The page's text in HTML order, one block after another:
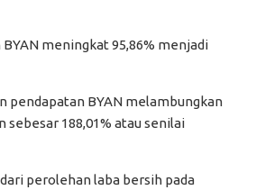
meningkat 95,86% menjadi
pendapatan BYAN melambungkan
sebesar 188,01% atau senilai
perolehan laba bersih pada